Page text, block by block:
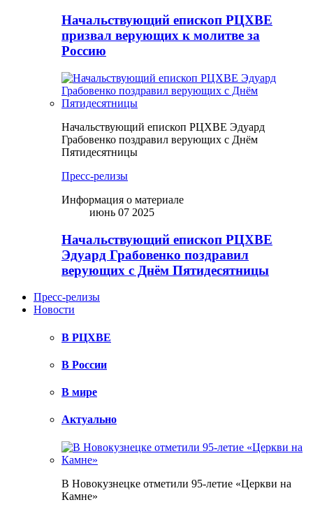
Начальствующий епископ РЦХВЕ
призвал верующих к молитве за
Россию
Начальствующий епископ РЦХВЕ Эдуард
Грабовенко поздравил верующих с Днём
Пятидесятницы
Пресс-релизы
Информация о материале
июнь 07 2025
Начальствующий епископ РЦХВЕ
Эдуард Грабовенко поздравил
верующих с Днём Пятидесятницы
Пресс-релизы
Новости
В РЦХВЕ
В России
В мире
Актуально
В Новокузнецке отметили 95-летие «Церкви на
Камне»